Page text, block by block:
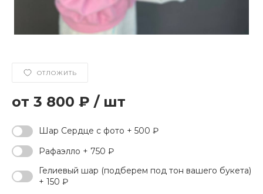
ОТЛОЖИТЬ
3 800 ₽ / шт
Шар Сердце с фото + 500 ₽
Рафаэлло + 750 ₽
Гелиевый шар (подберем под тон вашего букета)
+ 150 ₽